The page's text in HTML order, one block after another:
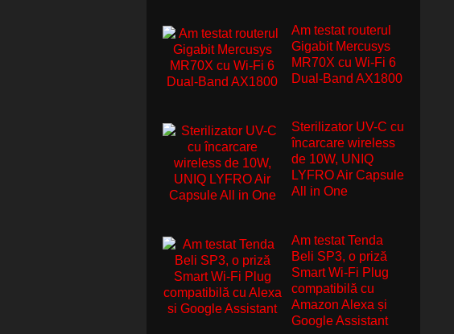
Am testat routerul
Gigabit Mercusys
MR70X cu Wi-Fi 6
Dual-Band AX1800
Sterilizator UV-C cu
încarcare wireless
de 10W, UNIQ
LYFRO Air Capsule
All in One
Am testat Tenda
Beli SP3, o priză
Smart Wi-Fi Plug
compatibilă cu
Amazon Alexa și
Google Assistant